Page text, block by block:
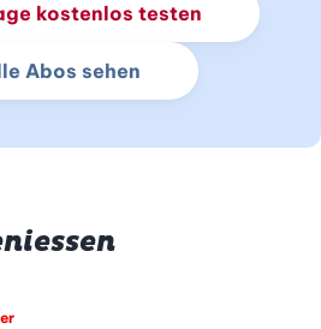
kostenlos testen
Abos sehen